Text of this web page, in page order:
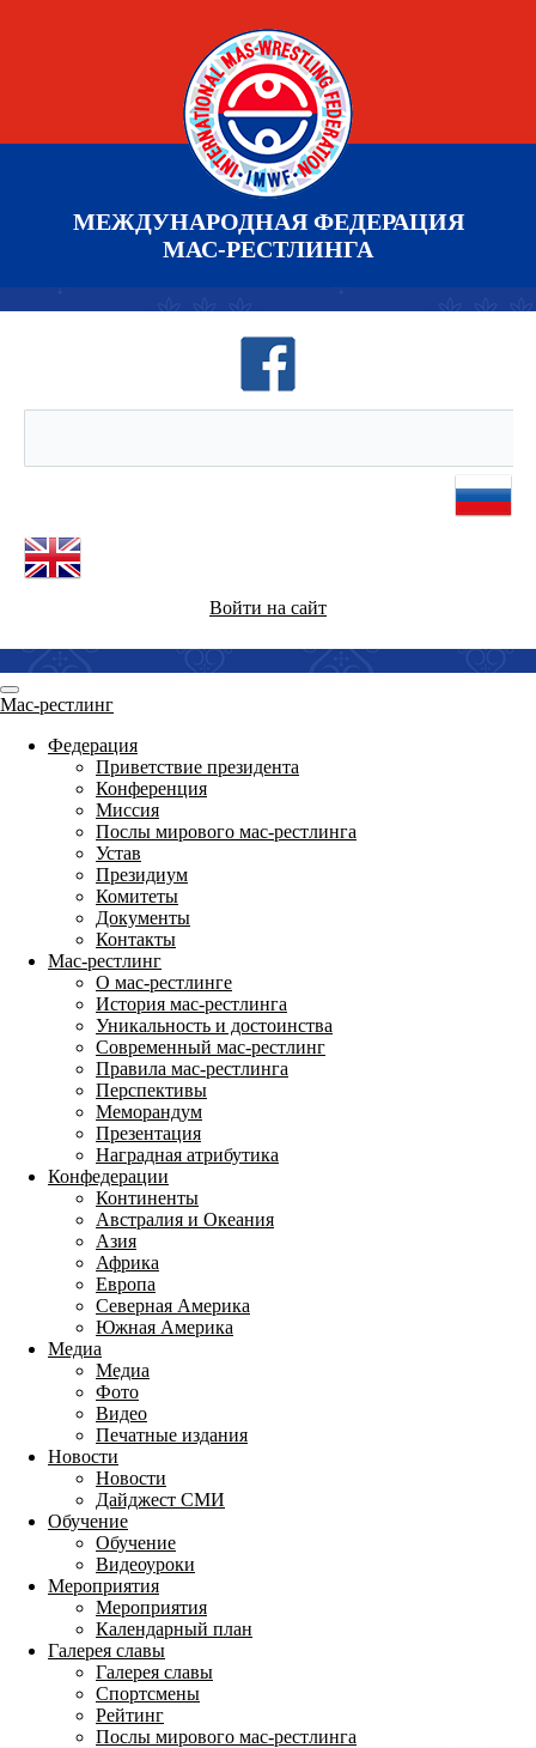
МЕЖДУНАРОДНАЯ ФЕДЕРАЦИЯ
МАС-РЕСТЛИНГА
Войти на сайт
Мас-рестлинг
Федерация
Приветствие президента
Конференция
Миссия
Послы мирового мас-рестлинга
Устав
Президиум
Комитеты
Документы
Контакты
Мас-рестлинг
О мас-рестлинге
История мас-рестлинга
Уникальность и достоинства
Современный мас-рестлинг
Правила мас-рестлинга
Перспективы
Меморандум
Презентация
Наградная атрибутика
Конфедерации
Континенты
Австралия и Океания
Азия
Африка
Европа
Северная Америка
Южная Америка
Медиа
Медиа
Фото
Видео
Печатные издания
Новости
Новости
Дайджест СМИ
Обучение
Обучение
Видеоуроки
Мероприятия
Мероприятия
Календарный план
Галерея славы
Галерея славы
Спортсмены
Рейтинг
Послы мирового мас-рестлинга